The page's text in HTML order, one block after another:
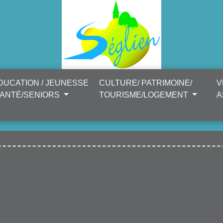
/ JEUNESSE
SENIORS
CULTURE/ PATRIMOINE/
TOURISME/LOGEMENT